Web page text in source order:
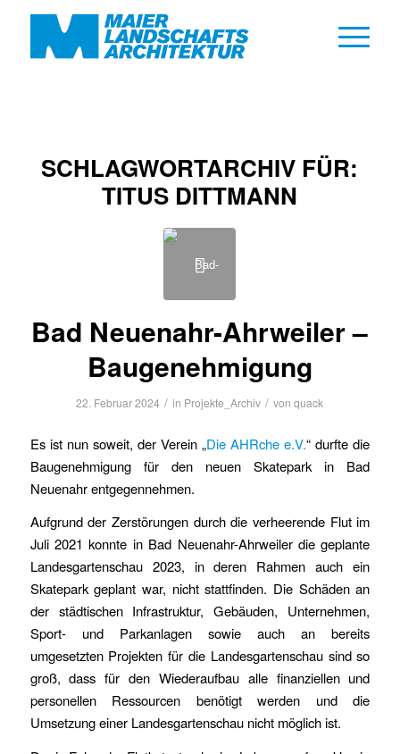
SCHLAGWORTARCHIV FÜR:
TITUS DITTMANN
Bad Neuenahr-Ahrweiler –
Baugenehmigung
22. Februar 2024 / in Projekte_Archiv / vonquack
Es ist nun soweit, der Verein „Die AHRche e.V.“ durfte die
Baugenehmigung für den neuen Skatepark in Bad
Neuenahr entgegennehmen.
Aufgrund der Zerstörungen durch die verheerende Flut im
Juli 2021 konnte in Bad Neuenahr-Ahrweiler die geplante
Landesgartenschau 2023, in deren Rahmen auch ein
Skatepark geplant war, nicht stattfinden. Die Schäden an
der städtischen Infrastruktur, Gebäuden, Unternehmen,
Sport- und Parkanlagen sowie auch an bereits
umgesetzten Projekten für die Landesgartenschau sind so
groß, dass für den Wiederaufbau alle finanziellen und
personellen Ressourcen benötigt werden und die
Umsetzung einer Landesgartenschau nicht möglich ist.